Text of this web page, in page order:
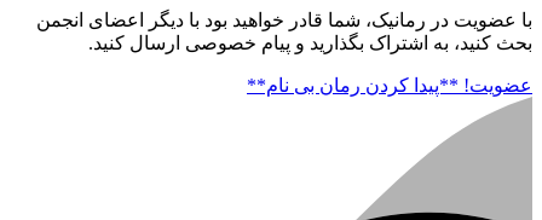
با عضویت در رمانیک، شما قادر خواهید بود با دیگر اعضای انجمن
بحث کنید، به اشتراک بگذارید و پیام خصوصی ارسال کنید.
عضویت! **پیدا کردن رمان بی نام**